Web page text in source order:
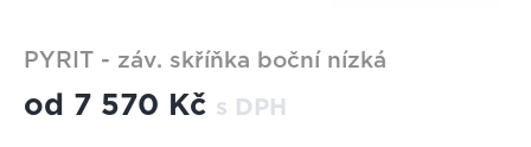
PYRIT - záv. skříňka boční nízká
od 7 570 Kč s DPH